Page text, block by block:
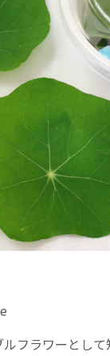
フラワーとし